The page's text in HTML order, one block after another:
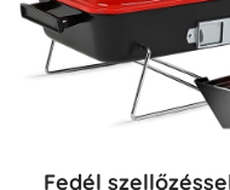
Fedél